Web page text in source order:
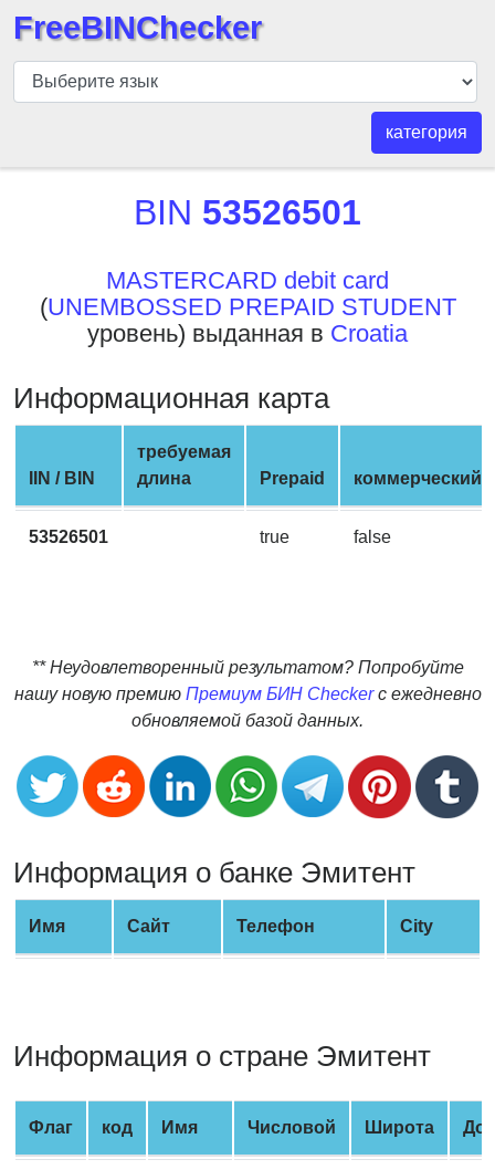
БИН
шашка
BIN
Generator
BIN
Checker
BIN
CC
Generator
from
Card
Validator
Card
Generator
Random
Card
Generator
Generate
Credit
BIN
Credit
Card
Checker
Service
FreeBINChecker
категория
BIN 53526501
MASTERCARD debit card
(UNEMBOSSED PREPAID STUDENT
уровень) выданная в Croatia
Информационная карта
IIN / BIN
требуемая
длина
Prepaid коммерческий
53526501 true false
** Неудовлетворенный результатом? Попробуйте
нашу новую премию Премиум БИН Checkerс ежедневно
обновляемой базой данных.
Информация о банке Эмитент
Имя Сайт Телефон City
Информация о стране Эмитент
Флаг код Имя Числовой Широта